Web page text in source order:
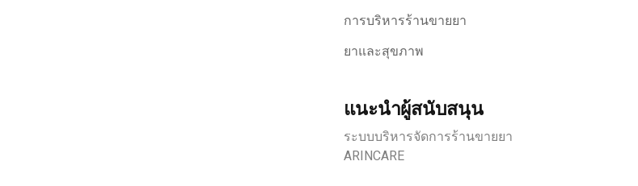
การบริหารร้านขายยา
ยาและสุขภาพ
แนะนำผู้สนับสนุน
ระบบบริหารจัดการร้านขายยา
ARINCARE